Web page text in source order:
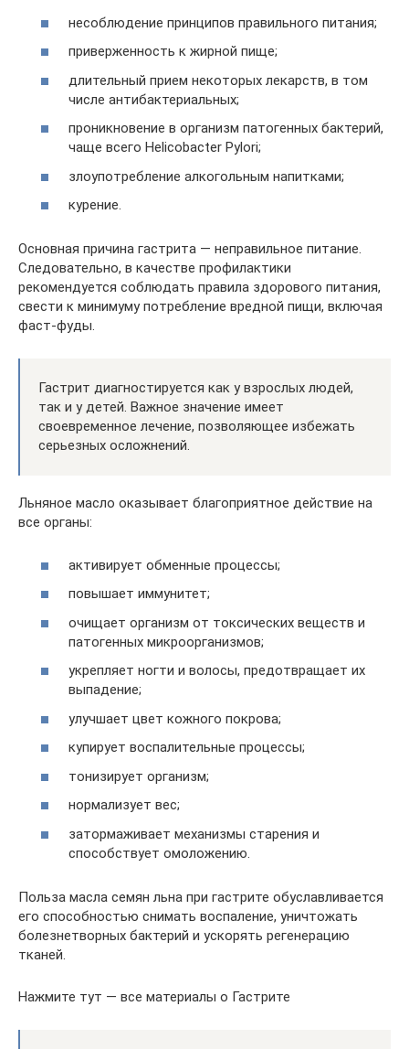
несоблюдение принципов правильного питания;
приверженность к жирной пище;
длительный прием некоторых лекарств, в том
числе антибактериальных;
проникновение в организм патогенных бактерий,
чаще всего Helicobacter Pylori;
злоупотребление алкогольным напитками;
курение.
Основная причина гастрита — неправильное питание.
Следовательно, в качестве профилактики
рекомендуется соблюдать правила здорового питания,
свести к минимуму потребление вредной пищи, включая
фаст-фуды.
Гастрит диагностируется как у взрослых людей,
так и у детей. Важное значение имеет
своевременное лечение, позволяющее избежать
серьезных осложнений.
Льняное масло оказывает благоприятное действие на
все органы:
активирует обменные процессы;
повышает иммунитет;
очищает организм от токсических веществ и
патогенных микроорганизмов;
укрепляет ногти и волосы, предотвращает их
выпадение;
улучшает цвет кожного покрова;
купирует воспалительные процессы;
тонизирует организм;
нормализует вес;
затормаживает механизмы старения и
способствует омоложению.
Польза масла семян льна при гастрите обуславливается
его способностью снимать воспаление, уничтожать
болезнетворных бактерий и ускорять регенерацию
тканей.
Нажмите тут — все материалы о Гастрите